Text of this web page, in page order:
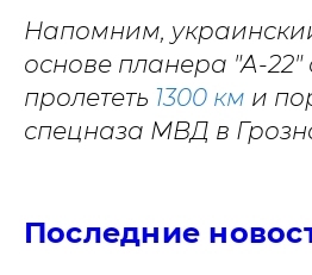
Напомним,
основе планера "А-22"
пролететь 1300 км и
спецназа МВД в
Последние